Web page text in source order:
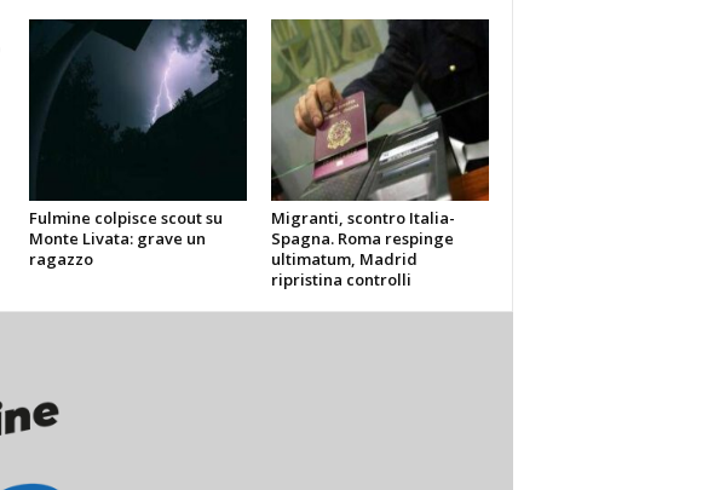
Fulmine colpisce scout su
Monte Livata: grave un
ragazzo
Migranti, scontro Italia-
Spagna. Roma respinge
ultimatum, Madrid
ripristina controlli